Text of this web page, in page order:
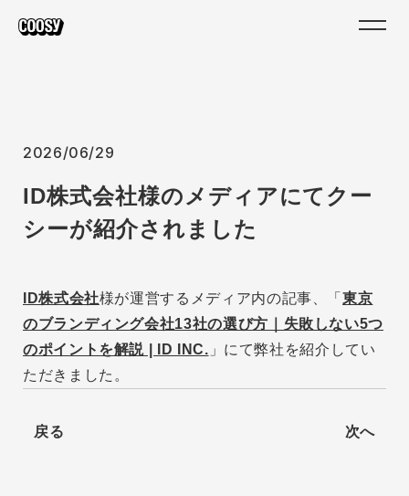
2026/06/29
ID株式会社様のメディアにてクー
シーが紹介されました
ID株式会社様が運営するメディア内の記事、「東京
のブランディング会社13社の選び方｜失敗しない5つ
のポイントを解説 | ID INC. 」にて弊社を紹介してい
ただきました。
戻る 次へ